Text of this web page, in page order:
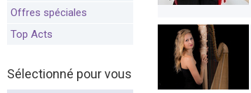
Offres spéciales
Top Acts
Sélectionné pour vous